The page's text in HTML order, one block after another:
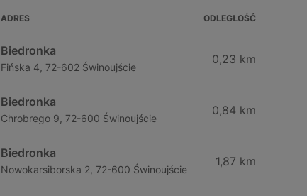
ADRES ODLEGŁOŚĆ
Biedronka
Fińska 4, 72-602 Świnoujście
0,23 km
Biedronka
Chrobrego 9, 72-600 Świnoujście
0,84 km
Biedronka
Nowokarsiborska 2, 72-600 Świnoujście
1,87 km